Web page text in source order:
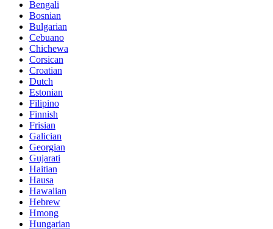
Bengali
Bosnian
Bulgarian
Cebuano
Chichewa
Corsican
Croatian
Dutch
Estonian
Filipino
Finnish
Frisian
Galician
Georgian
Gujarati
Haitian
Hausa
Hawaiian
Hebrew
Hmong
Hungarian